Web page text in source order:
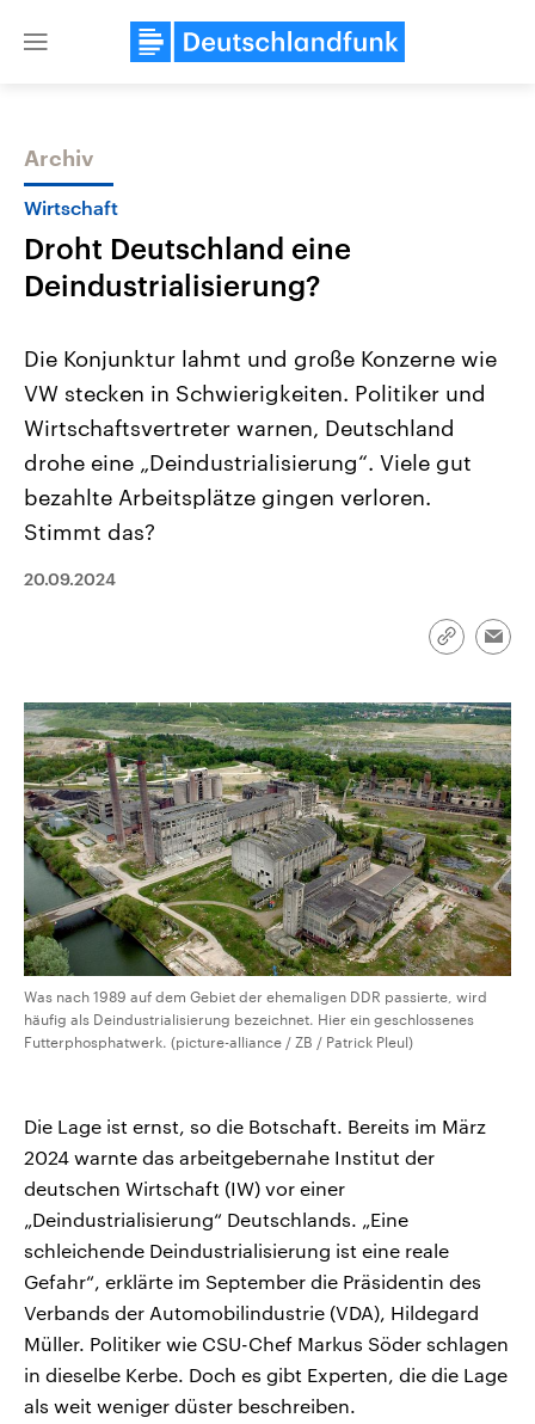
Close
Themen
Landtagswahl Sachsen-Anhalt
2026
Alle Informationen
Sachsen-Anhalt wählt am 6.
September 2026 einen neuen
Landtag. Seit 2021 wird das
Bundesland von einer Koalition aus
Umfragen, Prognosen,
Wahlprogramme, aktuelle Berichte
USA
Aktuelle Beiträge,
Hintergründe
Wirtschaftlich und
gehören die Vereinigten
den mächtigsten Ländern
Archiv
Wirtschaft
Droht Deutschland eine
Deindustrialisierung?
Die Konjunktur lahmt und große Konzerne wie
VW stecken in Schwierigkeiten. Politiker und
Wirtschaftsvertreter warnen, Deutschland
drohe eine „Deindustrialisierung“. Viele gut
bezahlte Arbeitsplätze gingen verloren.
Stimmt das?
20.09.2024
Link
Was nach 1989 auf dem Gebiet der ehemaligen DDR passierte, wird
häufig als Deindustrialisierung bezeichnet. Hier ein geschlossenes
Futterphosphatwerk. (picture-alliance / ZB / Patrick Pleul)
Die Lage ist ernst, so die Botschaft. Bereits im März
2024 warnte das arbeitgebernahe Institut der
deutschen Wirtschaft (IW) vor einer
„Deindustrialisierung“ Deutschlands. „Eine
schleichende Deindustrialisierung ist eine reale
Gefahr“, erklärte im September die Präsidentin des
Verbands der Automobilindustrie (VDA), Hildegard
Müller. Politiker wie CSU-Chef Markus Söder schlagen
in dieselbe Kerbe. Doch es gibt Experten, die die Lage
als weit weniger düster beschreiben.